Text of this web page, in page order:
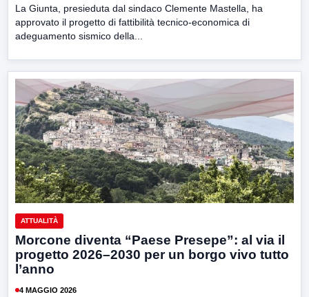
La Giunta, presieduta dal sindaco Clemente Mastella, ha
approvato il progetto di fattibilità tecnico-economica di
adeguamento sismico della...
ATTUALITÀ
Morcone diventa “Paese Presepe”: al via il
progetto 2026–2030 per un borgo vivo tutto
l’anno
4 MAGGIO 2026